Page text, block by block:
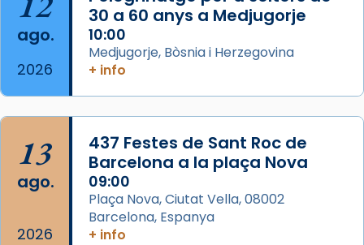
Foto
View on Facebook ·
ago.
2026
30 a 60 anys a Medjugorje
10:00
Medjugorje, Bòsnia i Herzegovina
+ info
13
ago.
2026
437 Festes de Sant Roc de
Barcelona a la plaça Nova
09:00
Plaça Nova, Ciutat Vella, 08002
Barcelona, Espanya
+ info